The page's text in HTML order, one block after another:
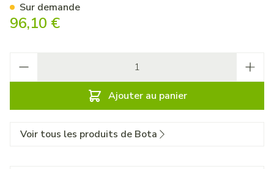
96,10 €
Ajouter au panier
Sur demande
Voir tous les produits de Bota